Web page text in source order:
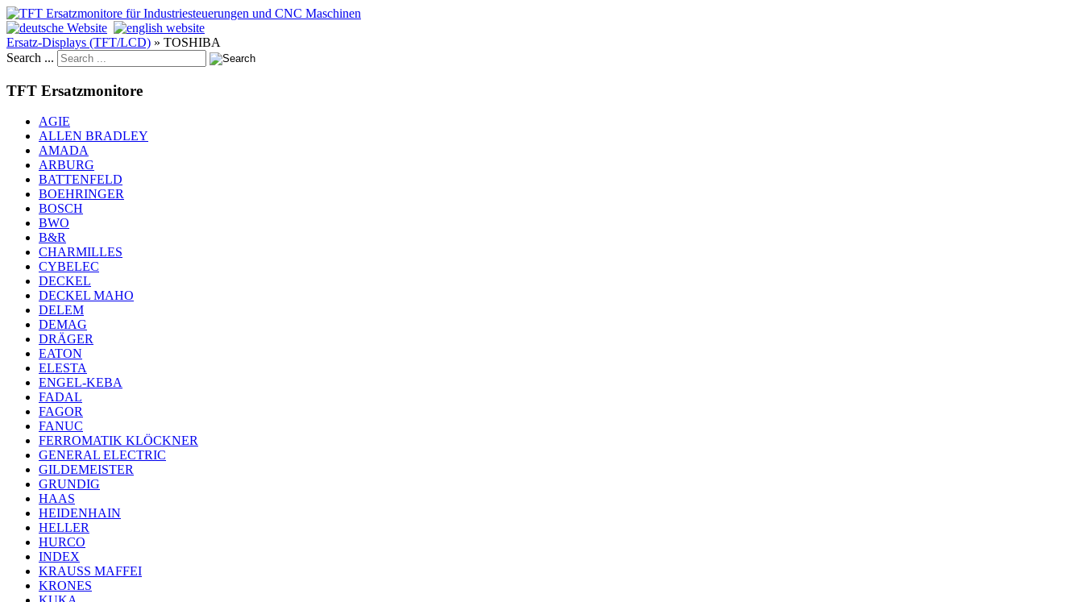
Ersatz-Displays (TFT/LCD) » TOSHIBA
Search ...
TFT Ersatzmonitore
AGIE
ALLEN BRADLEY
AMADA
ARBURG
BATTENFELD
BOEHRINGER
BOSCH
BWO
B&R
CHARMILLES
CYBELEC
DECKEL
DECKEL MAHO
DELEM
DEMAG
DRÄGER
EATON
ELESTA
ENGEL-KEBA
FADAL
FAGOR
FANUC
FERROMATIK KLÖCKNER
GENERAL ELECTRIC
GILDEMEISTER
GRUNDIG
HAAS
HEIDENHAIN
HELLER
HURCO
INDEX
KRAUSS MAFFEI
KRONES